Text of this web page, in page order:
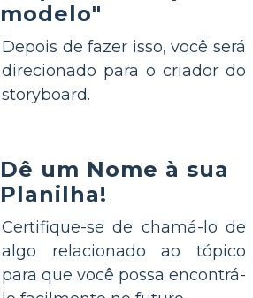
modelo"
Depois de fazer isso, você será
direcionado para o criador do
storyboard.
Dê um Nome à sua
Planilha!
Certifique-se de chamá-lo de
algo relacionado ao tópico
para que você possa encontrá-